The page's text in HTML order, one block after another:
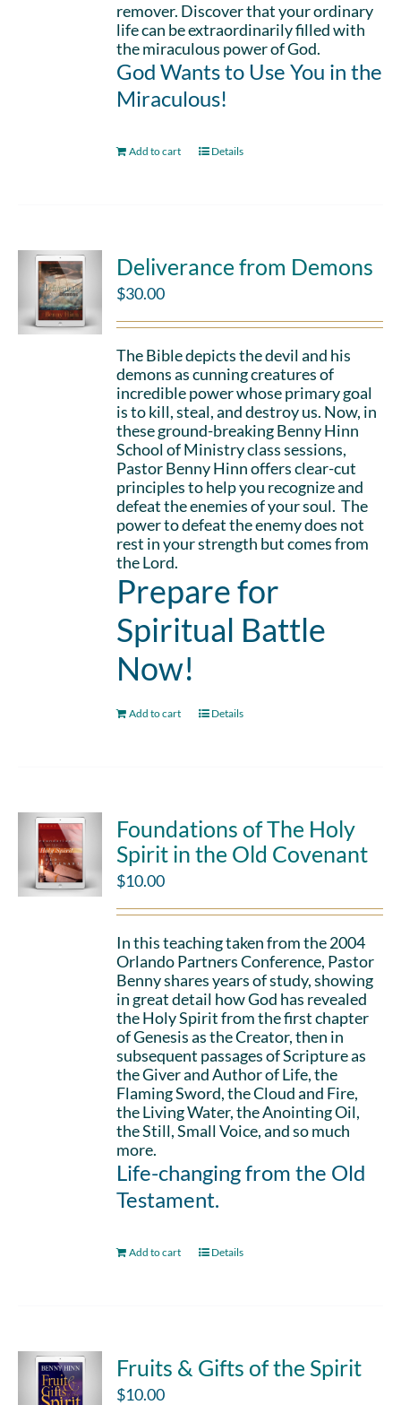
remover. Discover that your ordinary
life can be extraordinarily filled with
the miraculous power of God.
God Wants to Use You in the
Miraculous!
Add to cart Details
Deliverance from Demons
$30.00
The Bible depicts the devil and his
demons as cunning creatures of
incredible power whose primary goal
is to kill, steal, and destroy us. Now, in
these ground-breaking Benny Hinn
School of Ministry class sessions,
Pastor Benny Hinn offers clear-cut
principles to help you recognize and
defeat the enemies of your soul. The
power to defeat the enemy does not
rest in your strength but comes from
the Lord.
Prepare for
Spiritual Battle
Now!
Add to cart Details
Foundations of The Holy
Spirit in the Old Covenant
$10.00
In this teaching taken from the 2004
Orlando Partners Conference, Pastor
Benny shares years of study, showing
in great detail how God has revealed
the Holy Spirit from the first chapter
of Genesis as the Creator, then in
subsequent passages of Scripture as
the Giver and Author of Life, the
Flaming Sword, the Cloud and Fire,
the Living Water, the Anointing Oil,
the Still, Small Voice, and so much
more.
Life-changing from the Old
Testament.
Add to cart Details
Fruits & Gifts of the Spirit
$10.00